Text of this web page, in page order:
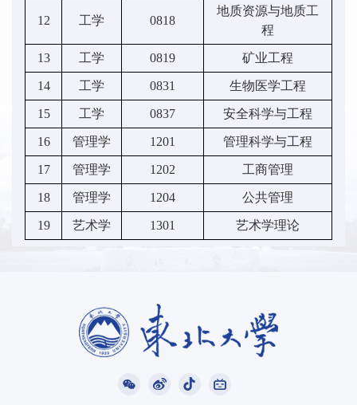
12 工学 0818
地质资源与地质工
程
13 工学 0819 矿业工程
14 工学 0831 生物医学工程
15 工学 0837 安全科学与工程
16 管理学 1201 管理科学与工程
17 管理学 1202 工商管理
18 管理学 1204 公共管理
19 艺术学 1301 艺术学理论